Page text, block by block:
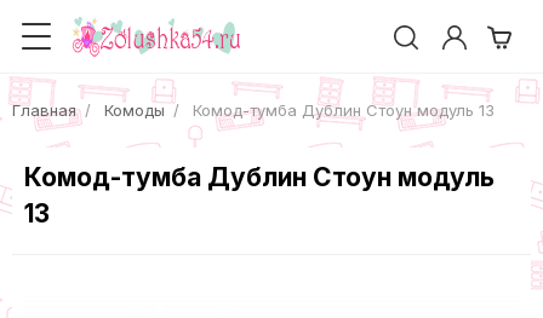
Главная Комоды Комод-тумба Дублин Стоун модуль 13
Комод-тумба Дублин Стоун модуль
13